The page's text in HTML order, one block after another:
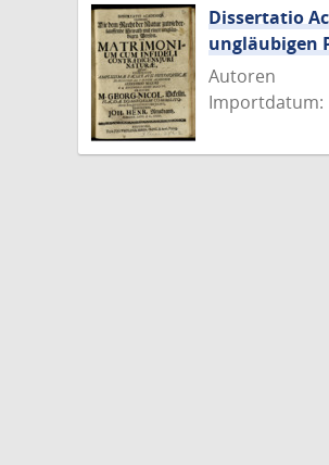
Dissertatio
ungläubigen
Autoren
Importdatum: